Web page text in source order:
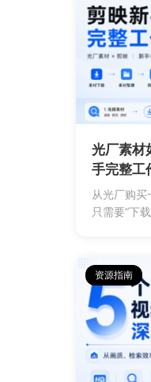
光厂素材
手完整工
从光厂购
只需要“下
资源指南